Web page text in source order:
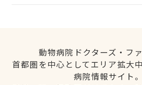
動物病院ドクターズ・ファ
首都圏を中心としてエリア拡大
病院情報サイト。